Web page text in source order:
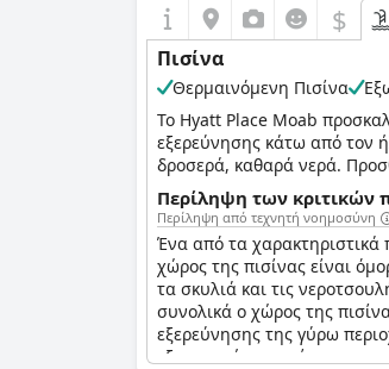
$
Πισίνα
Θερμαινόμενη Πισίνα
Το Hyatt Place Moab
εξερεύνησης κάτω από τον
δροσερά, καθαρά νερά.
απολαύσουν τους
Όμως, η γοητεία δεν
ηρεμίας. Με ήπιους
απομακρύνοντας την
μια αρμονική ισορροπία
Περίληψη των κριτικών
Περίληψη από τεχνητή νοημοσύνη
Ένα από τα χαρακτηριστικά
χώρος της πισίνας είναι
τα σκυλιά και τις
συνολικά ο χώρος της
εξερεύνησης της γύρω
εξαιρετική εμπειρία στην